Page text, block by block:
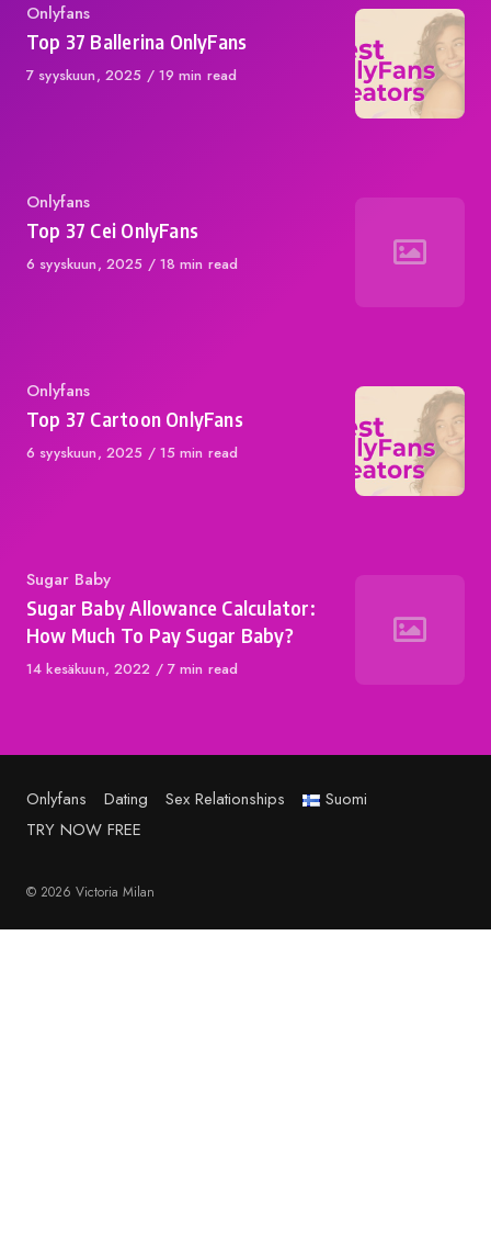
Category
Onlyfans
Top 37 Ballerina OnlyFans
Published
7 syyskuun, 2025 19 min read
Category
Onlyfans
Top 37 Cei OnlyFans
Published
6 syyskuun, 2025 18 min read
Category
Onlyfans
Top 37 Cartoon OnlyFans
Published
6 syyskuun, 2025 15 min read
Category
Sugar Baby
Sugar Baby Allowance Calculator:
How Much To Pay Sugar Baby?
Published
14 kesäkuun, 2022 7 min read
Onlyfans Dating Sex Relationships
Suomi
TRY NOW FREE
© 2026 Victoria Milan